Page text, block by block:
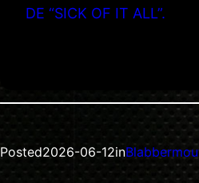
DE “SICK OF IT ALL”.
Posted2026-06-12in